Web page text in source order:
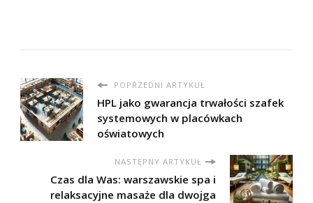
POPRZEDNI ARTYKUŁ
HPL jako gwarancja trwałości szafek
systemowych w placówkach
oświatowych
NASTĘPNY ARTYKUŁ
Czas dla Was: warszawskie spa i
relaksacyjne masaże dla dwojga